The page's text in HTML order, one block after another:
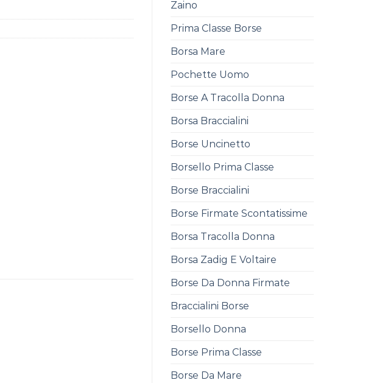
Zaino
Prima Classe Borse
Borsa Mare
Pochette Uomo
Borse A Tracolla Donna
Borsa Braccialini
Borse Uncinetto
Borsello Prima Classe
Borse Braccialini
Borse Firmate Scontatissime
Borsa Tracolla Donna
Borsa Zadig E Voltaire
Borse Da Donna Firmate
Braccialini Borse
Borsello Donna
Borse Prima Classe
Borse Da Mare